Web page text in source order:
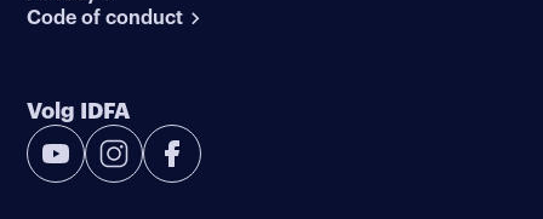
Code of conduct
Volg IDFA